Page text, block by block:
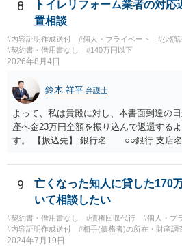
8
トイレリフォーム業者の対
置相談
#内容証明作成送付 #個人・プライベート
#少額
#契約書・借用書なし
#140万円以下
2026年8月4日
鈴木 祥平 弁護士
よって、私は貴殿に対し、本書面到達の
座へ金23万円全額を振り込んで返還する
す。 【振込先】 銀行名 ○○銀行 支
されない場合には、貴殿には任意に返金
し、やむを得ず、返還金23万円及びこれ
を求める民事訴訟、支払督促その他必要
す。 その際には、訴訟に要する費用その
いても併せて請求する予定ですので、あ
は、貴殿自らが契約を解約したことによ
9
亡くなった知人に貸した170
いて相談したい
#契約書・借用書なし #債権回収代行 #個人・プ
#内容証明作成送付
#相手(債務者)の所在・財産調
2024年7月19日